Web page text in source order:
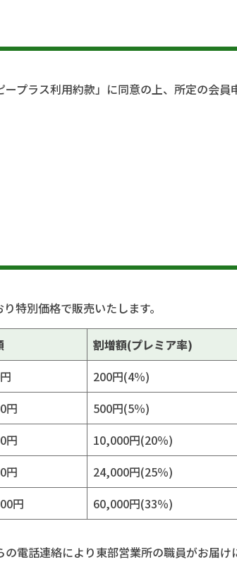
プラス利用約款」に同意の上、所定の会員
特別価格で販売いたします。
割増額(プレミア率)
200円(4％)
円
500円(5％)
円 10,000円(20％)
円
24,000円(25％)
円 60,000円(33％)
電話連絡により東部営業所の職員がお届け